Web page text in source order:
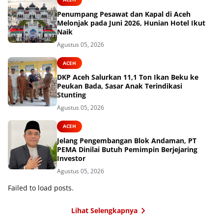
Penumpang Pesawat dan Kapal di Aceh
Melonjak pada Juni 2026, Hunian Hotel Ikut
Naik
Agustus 05, 2026
ACEH
DKP Aceh Salurkan 11,1 Ton Ikan Beku ke
Peukan Bada, Sasar Anak Terindikasi
Stunting
Agustus 05, 2026
ACEH
Jelang Pengembangan Blok Andaman, PT
PEMA Dinilai Butuh Pemimpin Berjejaring
Investor
Agustus 05, 2026
Failed to load posts.
Lihat Selengkapnya